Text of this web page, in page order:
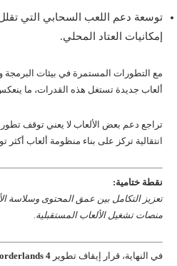
توسعة دعم اللعب السحابي التي
إمكانيات العتاد المحلي.
مع التطورات المستمرة في بيئات البرمجة
ألعاب جديدة تستغل هذه القدرات، ما
تراجع دعم بعض الألعاب لا يعني توقف
انتقالية تركز على بناء منظومة ألعاب أكثر
نقطة ختامية:
تعزيز التكامل بين عمق المحتوى وسلاسة
منصات تشغيل الألعاب المستقبلية.
في النهاية، قرار إيقاف تطوير 4